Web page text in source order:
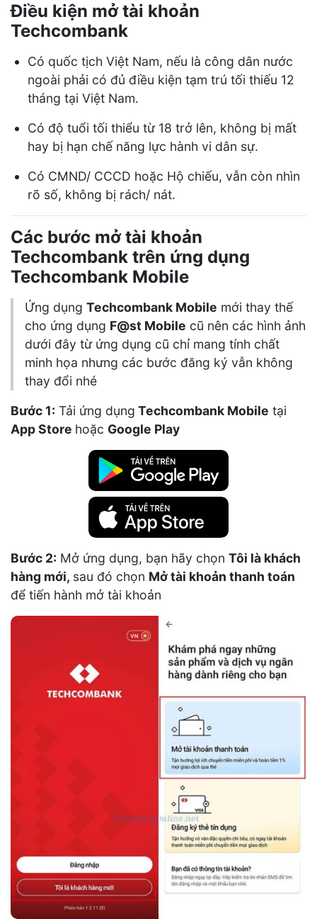
Điều kiện mở tài khoản
Techcombank
Có quốc tịch Việt Nam, nếu là công dân nước
ngoài phải có đủ điều kiện tạm trú tối thiếu 12
tháng tại Việt Nam.
Có độ tuổi tối thiểu từ 18 trở lên, không bị mất
hay bị hạn chế năng lực hành vi dân sự.
Có CMND/ CCCD hoặc Hộ chiếu, vẫn còn nhìn
rõ số, không bị rách/ nát.
Các bước mở tài khoản
Techcombank trên ứng dụng
Techcombank Mobile
Ứng dụng Techcombank Mobile mới thay thế
cho ứng dụng F@st Mobile cũ nên các hình ảnh
dưới đây từ ứng dụng cũ chỉ mang tính chất
minh họa nhưng các bước đăng ký vẫn không
thay đổi nhé
Bước 1: Tải ứng dụng Techcombank Mobile tại
App Store hoặc Google Play
Bước 2: Mở ứng dụng, bạn hãy chọn Tôi là khách
hàng mới, sau đó chọn Mở tài khoản thanh toán
để tiến hành mở tài khoản